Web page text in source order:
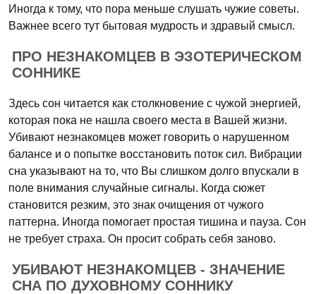
Иногда к тому, что пора меньше слушать чужие советы.
Важнее всего тут бытовая мудрость и здравый смысл.
ПРО НЕЗНАКОМЦЕВ В ЭЗОТЕРИЧЕСКОМ
СОННИКЕ
Здесь сон читается как столкновение с чужой энергией,
которая пока не нашла своего места в Вашей жизни.
Убивают незнакомцев может говорить о нарушенном
балансе и о попытке восстановить поток сил. Вибрации
сна указывают на то, что Вы слишком долго впускали в
поле внимания случайные сигналы. Когда сюжет
становится резким, это знак очищения от чужого
паттерна. Иногда помогает простая тишина и пауза. Сон
не требует страха. Он просит собрать себя заново.
УБИВАЮТ НЕЗНАКОМЦЕВ - ЗНАЧЕНИЕ
СНА ПО ДУХОВНОМУ СОННИКУ